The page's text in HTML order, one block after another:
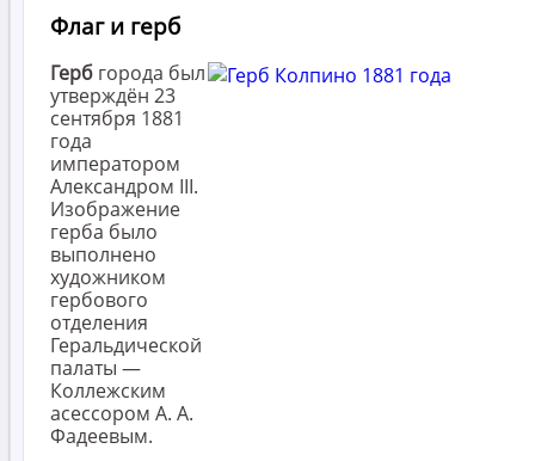
Флаг и герб
Герб города был
утверждён 23
сентября 1881
года
императором
Александром III.
Изображение
герба было
выполнено
художником
гербового
отделения
Геральдической
палаты —
Коллежским
асессором А. А.
Фадеевым.